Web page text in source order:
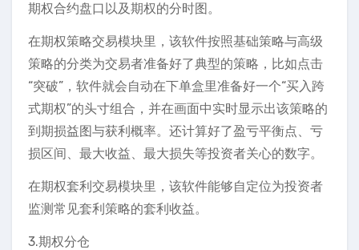
期权合约盘口以及期权的分时图。
在期权策略交易模块里，该软件按照基础策略与高级
策略的分类为交易者准备好了典型的策略，比如点击
“突破”，软件就会自动在下单盒里准备好一个“买入跨
式期权”的头寸组合，并在画面中实时显示出该策略的
到期损益图与获利概率。还计算好了盈亏平衡点、亏
损区间、最大收益、最大损失等投资者关心的数字。
在期权套利交易模块里，该软件能够自定位为投资者
监测常见套利策略的套利收益。
3.期权分仓